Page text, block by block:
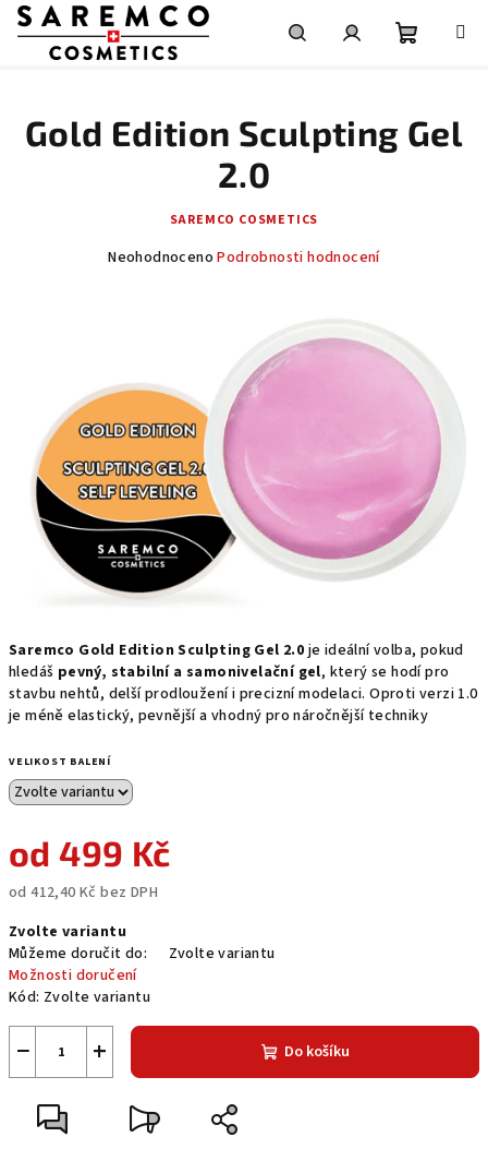
Přejít
košík
Saremco Gold Edition Sculpting Gel 2.0je ideální volba, pokud
hledáš pevný, stabilní a samonivelační gel, který se hodí pro
stavbu nehtů, delší prodloužení i precizní modelaci. Oproti verzi 1.0
je méně elastický, pevnější a vhodný pro náročnější techniky
VELIKOST BALENÍ
od499 Kč
od412,40 Kč bez DPH
cena:
Zvolte variantu
Můžeme doručit do:
Zvolte variantu
Možnosti doručení
Kód: Zvolte variantu
+
− Do košíku
Gold Edition Sculpting Gel
2.0
SAREMCO COSMETICS
Průměrné
5
Neohodnoceno Podrobnosti hodnocení